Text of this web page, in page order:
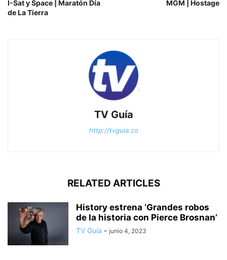
I-Sat y Space | Maratón Día
de La Tierra
MGM | Hostage
TV Guía
http://tvguia.co
RELATED ARTICLES
History estrena ‘Grandes robos
de la historia con Pierce Brosnan’
TV Guía - junio 4, 2023